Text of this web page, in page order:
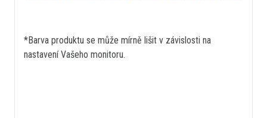
*Barva produktu se může mírně lišit v závislosti na
nastavení Vašeho monitoru.